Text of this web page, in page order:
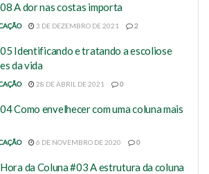
A dor nas costas importa
3 DE DEZEMBRO DE 2021 2
Identificando e tratando a escoliose
da vida
28 DE ABRIL DE 2021 0
Como envelhecer com uma coluna mais
6 DE NOVEMBRO DE 2020 0
Hora da Coluna #03 A estrutura da coluna